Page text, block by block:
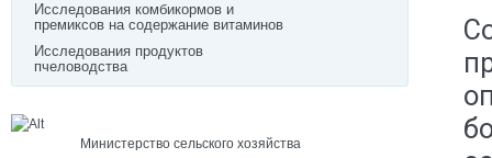
Исследования комбикормов и
премиксов на содержание витаминов
Исследования продуктов
пчеловодства
Министерство сельского хозяйства